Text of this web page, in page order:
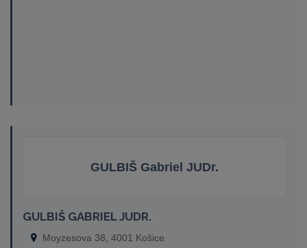
GULBIŠ Gabriel JUDr.
GULBIŠ GABRIEL JUDR.
Moyzesova 38, 4001 Košice